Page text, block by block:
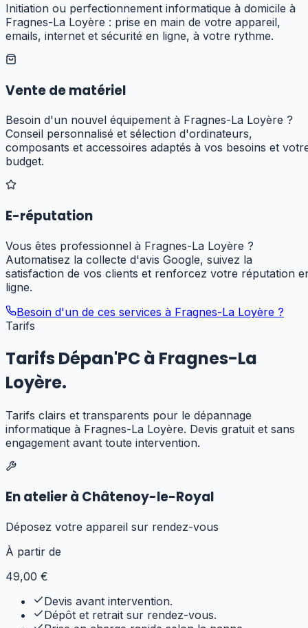
Initiation ou perfectionnement informatique à domicile à
Fragnes-La Loyère : prise en main de votre appareil,
emails, internet et sécurité en ligne, à votre rythme.
Vente de matériel
Besoin d'un nouvel équipement à Fragnes-La Loyère ?
Conseil personnalisé et sélection d'ordinateurs,
composants et accessoires adaptés à vos besoins et
budget.
E-réputation
Vous êtes professionnel à Fragnes-La Loyère ?
Automatisez la collecte d'avis Google, suivez la
satisfaction de vos clients et renforcez votre réputation
ligne.
Besoin d'un de ces services à Fragnes-La Loyère ?
Tarifs
Tarifs Dépan'PC à Fragnes-La
Loyère.
Tarifs clairs et transparents pour le dépannage
informatique à Fragnes-La Loyère. Devis gratuit et sans
engagement avant toute intervention.
En atelier à Châtenoy-le-Royal
Déposez votre appareil sur rendez-vous
À partir de
49,00 €
Devis avant intervention.
Dépôt et retrait sur rendez-vous.